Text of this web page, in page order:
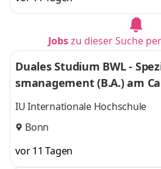
Jobszu dieser Suche
Duales Studium BWL -
smanagement (B.A.) am
l
IU Internationale Hochschule
Bonn
vor 11 Tagen